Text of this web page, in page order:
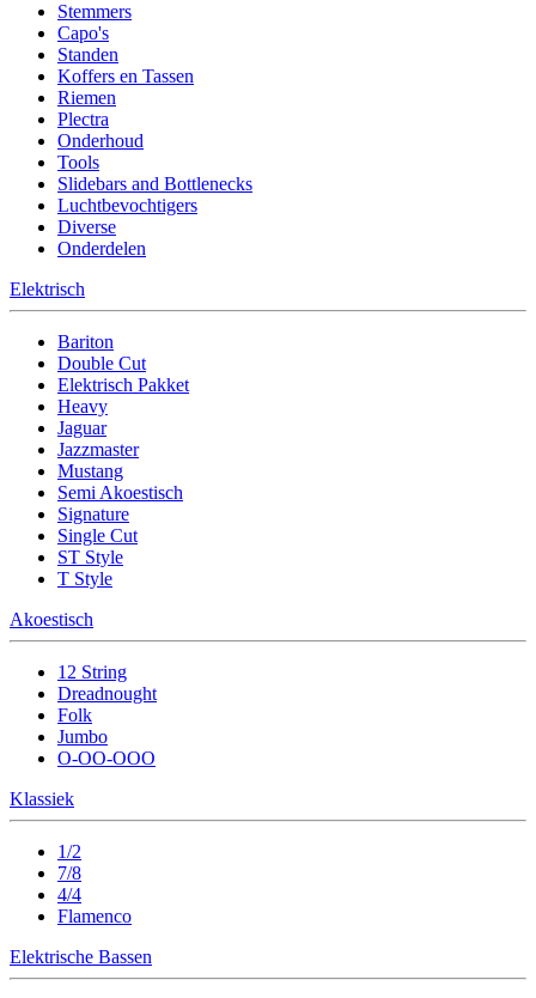
Stemmers
Capo's
Standen
Koffers en Tassen
Riemen
Plectra
Onderhoud
Tools
Slidebars and Bottlenecks
Luchtbevochtigers
Diverse
Onderdelen
Elektrisch
Bariton
Double Cut
Elektrisch Pakket
Heavy
Jaguar
Jazzmaster
Mustang
Semi Akoestisch
Signature
Single Cut
ST Style
T Style
Akoestisch
12 String
Dreadnought
Folk
Jumbo
O-OO-OOO
Klassiek
1/2
7/8
4/4
Flamenco
Elektrische Bassen